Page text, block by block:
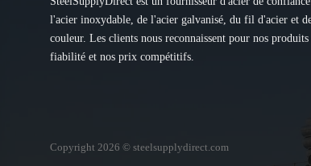
l'acier inoxydable, de l'acier galvanisé, du fil d'acier et
couleur. Les clients nous reconnaissent pour nos
fiabilité et nos prix compétitifs.
Copyright 2026 © steelsupplydirect.com